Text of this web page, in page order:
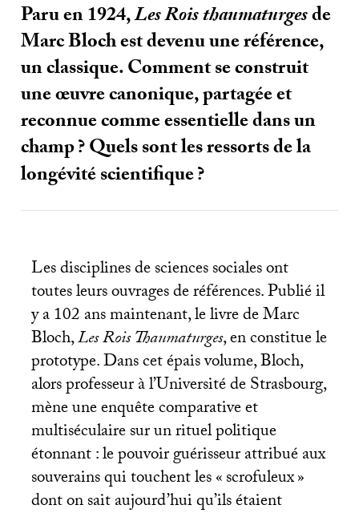
Paru en 1924,Les Rois thaumaturgesde
Marc Bloch est devenu une référence,
un classique. Comment se construit
une œuvre canonique, partagée et
reconnue comme essentielle dans un
champ? Quels sont les ressorts de la
longévité scientifique?
Les disciplines de sciences sociales ont
toutes leurs ouvrages de références. Publié il
y a 102 ans maintenant, le livre de Marc
Bloch,Les Rois Thaumaturges, en constitue le
prototype. Dans cet épais volume, Bloch,
alors professeur à l’Université de Strasbourg,
mène une enquête comparative et
multiséculaire sur un rituel politique
étonnant : le pouvoir guérisseur attribué aux
souverains qui touchent les «scrofuleux»
dont on sait aujourd’hui qu’ils étaient